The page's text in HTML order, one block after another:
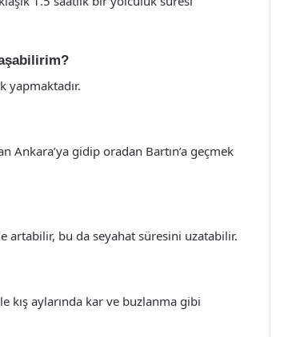
yapmaktadır.
Ankara’ya gidip oradan Bartın’a geçmek
artabilir, bu da seyahat süresini uzatabilir.
kış aylarında kar ve buzlanma gibi